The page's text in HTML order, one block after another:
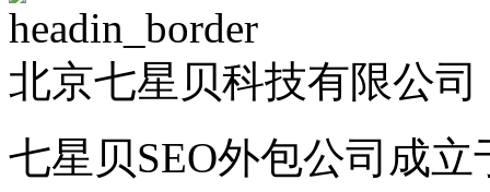
北京七星贝科技有限公
七星贝SEO外包公司成